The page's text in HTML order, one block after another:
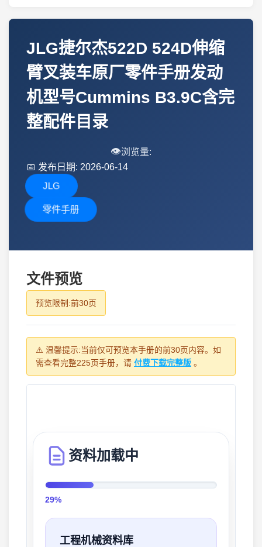
JLG捷尔杰522D 524D伸缩
臂叉装车原厂零件手册发动
机型号Cummins B3.9C含完
整配件目录
👁️浏览量:
📅 发布日期: 2026-06-14
JLG
零件手册
文件预览
预览限制:前30页
⚠️ 温馨提示:当前仅可预览本手册的前30页内容。如
需查看完整225页手册，请 付费下载完整版 。
资料加载中
31%
工程机械资料库